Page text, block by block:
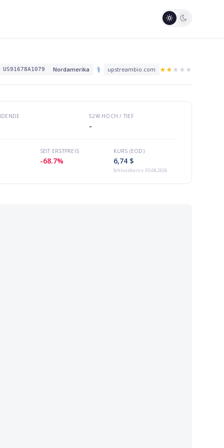
US91678A1079 Nordamerika ⚕️ upstreambio.com ★★★ ★ ★
52W HOCH / TIEF
-
SEIT ERSTPREIS
-68.7%
KURS (EOD)
6,74 $
Schlusskursv. 05.08.2026